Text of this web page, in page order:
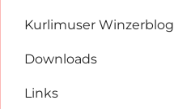
Kurlimuser Winzerblog
Downloads
Links